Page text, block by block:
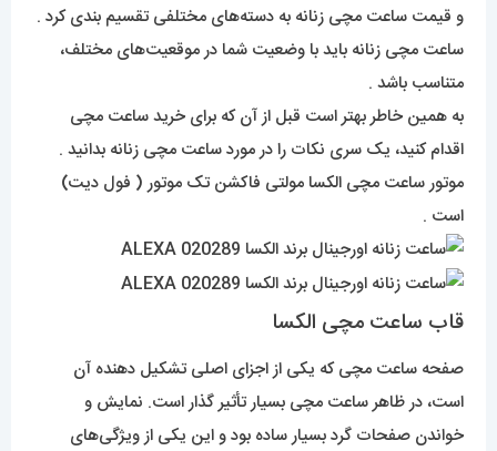
و قیمت ساعت مچی زنانه به دسته‌های مختلفی تقسیم بندی کرد .
ساعت مچی زنانه باید با وضعیت شما در موقعیت‌های مختلف،
متناسب باشد .
به همین خاطر بهتر است قبل از آن که برای خرید ساعت مچی
اقدام کنید، یک سری نکات را در مورد ساعت مچی زنانه بدانید .
موتور ساعت مچی الکسا مولتی فاکشن تک موتور ( فول دیت)
است .
قاب ساعت مچی الکسا
صفحه ساعت مچی که یکی از اجزای اصلی تشکیل دهنده آن
است، در ظاهر ساعت مچی بسیار تأثیر گذار است. نمایش و
خواندن صفحات گرد بسیار ساده بود و این یکی از ویژگی‌های